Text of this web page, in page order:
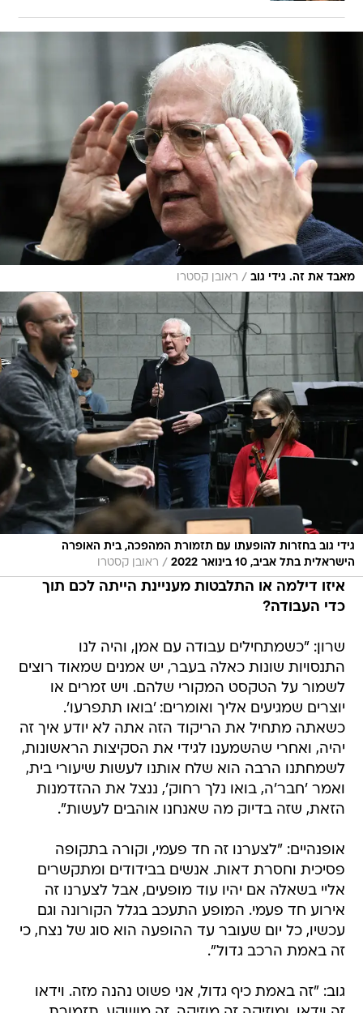
מאבד את זה. גידי גוב / ראובן קסטרו
גידי גוב בחזרות להופעתו עם תזמורת המהפכה, בית האופרה
הישראלית בתל אביב, 10 בינואר 2022
/ ראובן קסטרו
איזו דילמה או התלבטות מעניינת הייתה לכם תוך
כדי העבודה?
שרון: "כשמתחילים עבודה עם אמן, והיה לנו
התנסויות שונות כאלה בעבר, יש אמנים שמאוד רוצים
לשמור על הטקסט המקורי שלהם. ויש זמרים או
יוצרים שמגיעים אליך ואומרים: 'בואו תתפרעו'.
כשאתה מתחיל את הריקוד הזה אתה לא יודע איך זה
יהיה, ואחרי שהשמענו לגידי את הסקיצות הראשונות,
לשמחתנו הרבה הוא שלח אותנו לעשות שיעורי בית,
ואמר 'חבר'ה, בואו נלך רחוק', ננצל את ההזדמנות
הזאת, שזה בדיוק מה שאנחנו אוהבים לעשות".
אופנהיים: "לצערנו זה חד פעמי, וקורה בתקופה
פסיכית וחסרת דאות. אנשים בבידודים ומתקשרים
אליי בשאלה אם יהיו עוד מופעים, אבל לצערנו זה
אירוע חד פעמי. המופע התעכב בגלל הקורונה וגם
עכשיו, כל יום שעובר עד ההופעה הוא סוג של נצח, כי
זה באמת הרכב גדול".
גוב: "זה באמת כיף גדול, אני פשוט נהנה מזה. וידאו